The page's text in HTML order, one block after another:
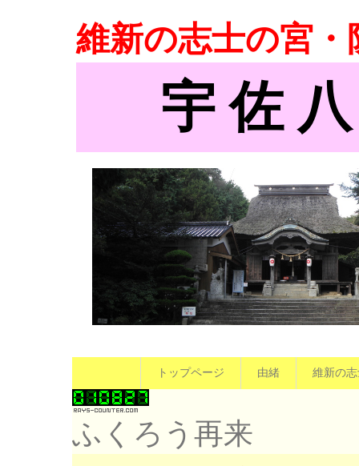
維新の志士の宮
宇 佐
トップページ 由緒 維新の
ふくろう再来